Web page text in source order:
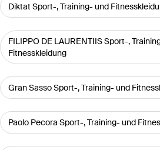
Diktat Sport-, Training- und
FILIPPO DE LAURENTIIS Sport-,
Fitnesskleidung
Gran Sasso Sport-, Training- und
Paolo Pecora Sport-, Training- und